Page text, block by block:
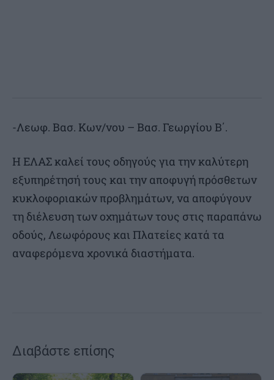
-Λεωφ. Βασ. Κων/νου – Βασ. Γεωργίου Β΄.
Η ΕΛΑΣ καλεί τους οδηγούς για την καλύτερη
εξυπηρέτησή τους και την αποφυγή πρόσθετων
κυκλοφοριακών προβλημάτων, να αποφύγουν
τη διέλευση των οχημάτων τους στις παραπάνω
οδούς, Λεωφόρους και Πλατείες κατά τα
αναφερόμενα χρονικά διαστήματα.
Διαβάστε επίσης